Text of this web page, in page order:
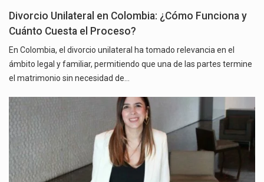
Divorcio Unilateral en Colombia: ¿Cómo Funciona y
Cuánto Cuesta el Proceso?
En Colombia, el divorcio unilateral ha tomado relevancia en el
ámbito legal y familiar, permitiendo que una de las partes termine
el matrimonio sin necesidad de…